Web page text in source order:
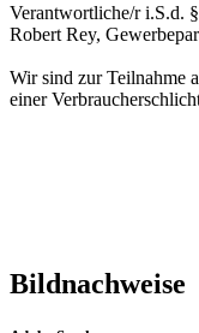
Verantwortliche/r i.S.d.
Robert Rey,
Wir sind zur Teilnahme
einer
Bildnachweise